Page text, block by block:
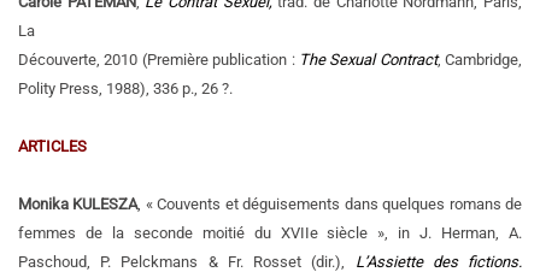
La
Découverte, 2010 (Première publication : The Sexual Contract, Cambridge,
Polity Press, 1988), 336 p., 26 ?.
ARTICLES
Monika KULESZA, « Couvents et déguisements dans quelques romans de
femmes de la seconde moitié du XVIIe siècle », in J. Herman, A.
Paschoud, P. Pelckmans & Fr. Rosset (dir.), L’Assiette des fictions.